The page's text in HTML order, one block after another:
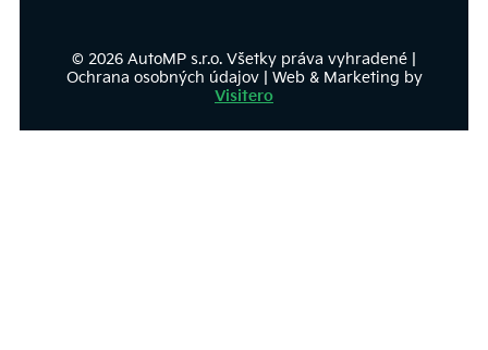
© 2026 AutoMP s.r.o. Všetky práva vyhradené |
Ochrana osobných údajov | Web & Marketing by
Visitero